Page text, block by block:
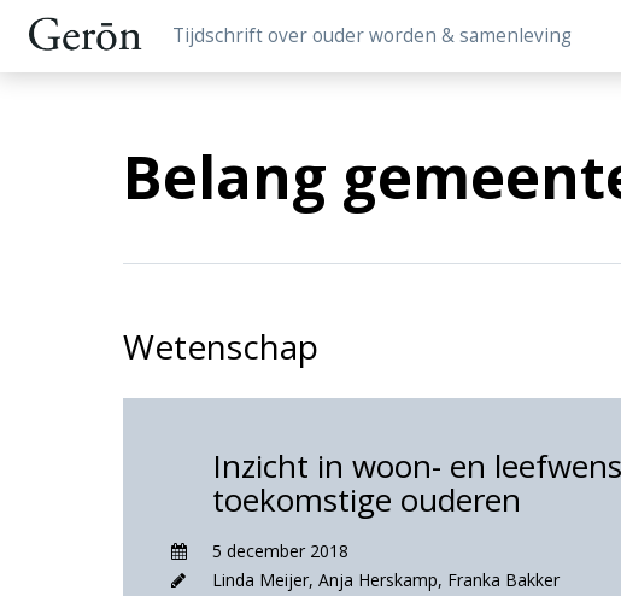
Tijdschrift over ouder worden & samenleving
Belang
Wetenschap
Inzicht in woon- en
toekomstige ouderen
5 december 2018
Linda Meijer, Anja Herskamp, Franka Bakker